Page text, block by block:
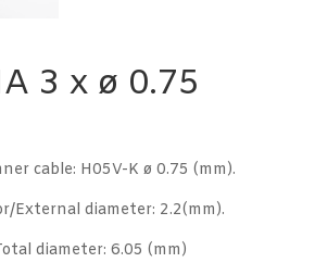
3 x ø 0.75
cable: H05V-K ø 0.75 (mm).
External diameter: 2.2(mm).
diameter: 6.05 (mm)